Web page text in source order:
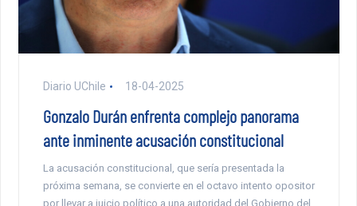
Diario UChile 18-04-2025
Gonzalo Durán enfrenta complejo panorama
ante inminente acusación constitucional
La acusación constitucional, que sería presentada la
próxima semana, se convierte en el octavo intento opositor
por llevar a juicio político a una autoridad del Gobierno del